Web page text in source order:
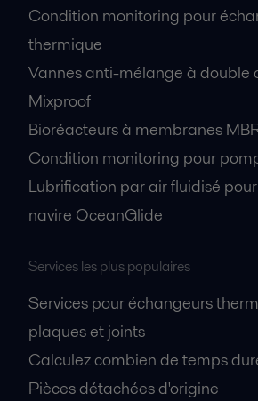
Condition monitoring pour
thermique
Vannes anti-mélange à double
Mixproof
Bioréacteurs à membranes
Condition monitoring pour
Lubrification par air fluidisé
navire OceanGlide
Services les plus populaires
Services pour échangeurs
plaques et joints
Calculez combien de temps
Pièces détachées d'origine